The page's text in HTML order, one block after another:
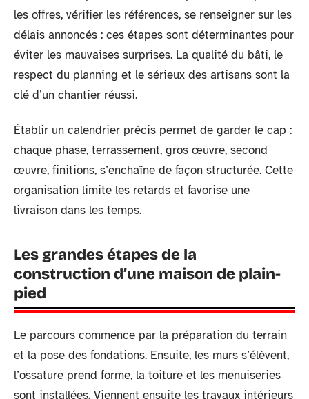
les offres, vérifier les références, se renseigner sur les
délais annoncés : ces étapes sont déterminantes pour
éviter les mauvaises surprises. La qualité du bâti, le
respect du planning et le sérieux des artisans sont la
clé d’un chantier réussi.
Établir un calendrier précis permet de garder le cap :
chaque phase, terrassement, gros œuvre, second
œuvre, finitions, s’enchaîne de façon structurée. Cette
organisation limite les retards et favorise une
livraison dans les temps.
Les grandes étapes de la
construction d’une maison de plain-
pied
Le parcours commence par la préparation du terrain
et la pose des fondations. Ensuite, les murs s’élèvent,
l’ossature prend forme, la toiture et les menuiseries
sont installées. Viennent ensuite les travaux intérieurs